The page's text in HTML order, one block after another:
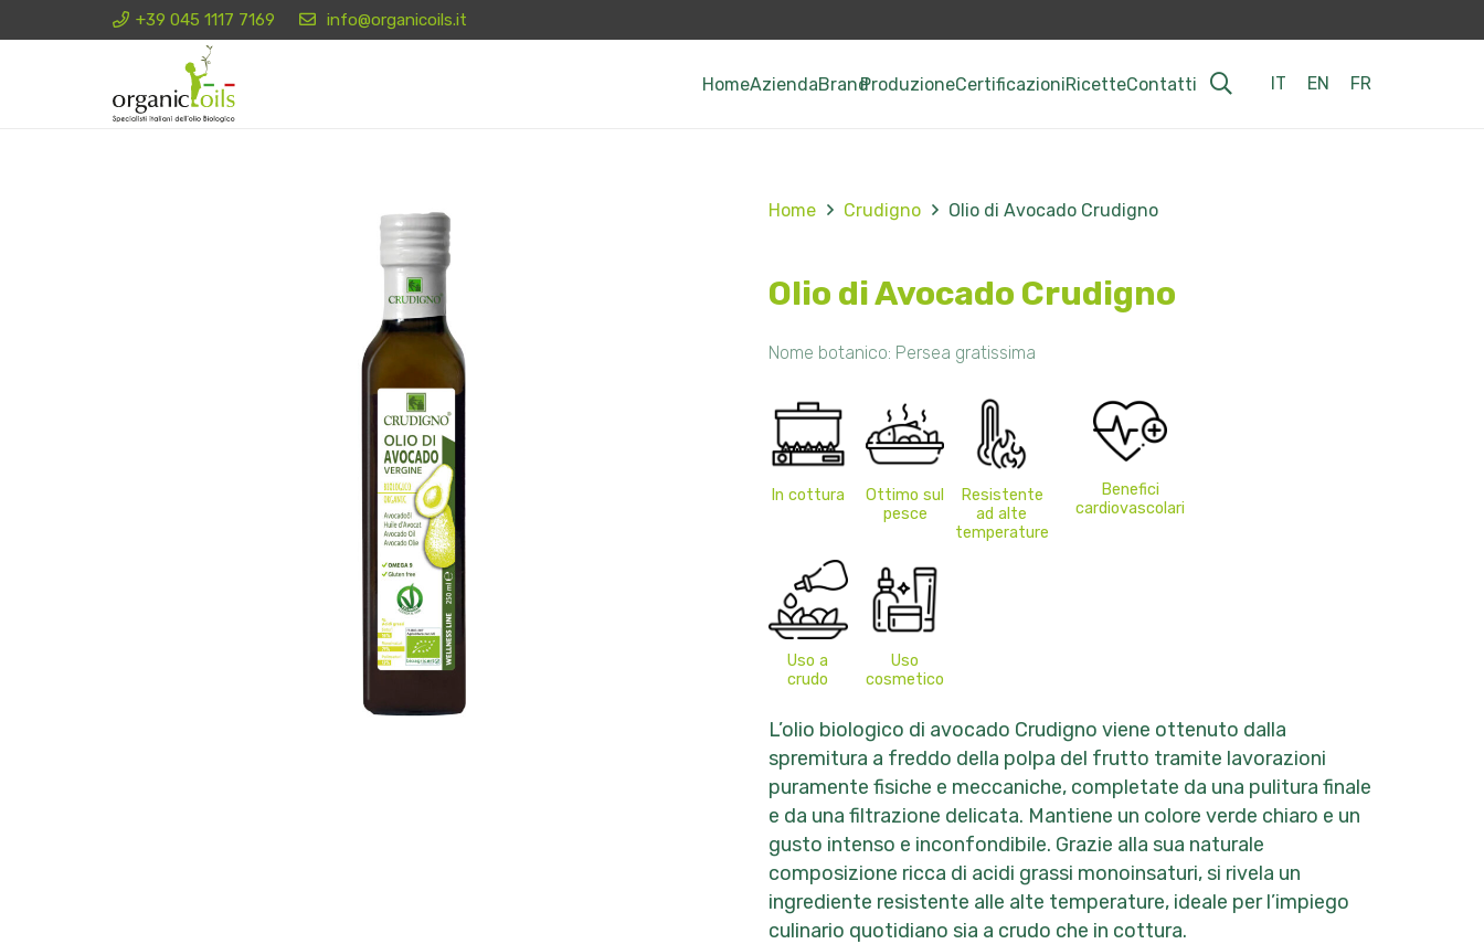
+39 045 1117 7169 info@organicoils.it
HomeAziendaBrandProduzioneCertificazioniRicetteContatti IT EN FR
Home Crudigno Olio di Avocado Crudigno
Olio di Avocado Crudigno
Nome botanico: Persea gratissima
In cottura
Ottimo sul
pesce
Resistente
ad alte
temperature
Uso a
crudo
Uso
cosmetico
Benefici
cardiovascolari
L’olio biologico di avocado Crudigno viene ottenuto dalla
spremitura a freddo della polpa del frutto tramite lavorazioni
puramente fisiche e meccaniche, completate da una pulitura finale
e da una filtrazione delicata. Mantiene un colore verde chiaro e un
gusto intenso e inconfondibile. Grazie alla sua naturale
composizione ricca di acidi grassi monoinsaturi, si rivela un
ingrediente resistente alle alte temperature, ideale per l’impiego
culinario quotidiano sia a crudo che in cottura.